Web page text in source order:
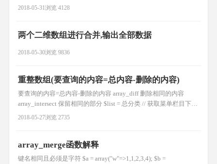
$arr[$k1]['name'] = $vo1; $arr[$k1]['idcade'] = $vo2; } } }
2018-05-31浏览 4128
两个二维数组进行合并,输出全部数据
2018-05-30浏览 9836
重整数组(要查询的内容=总内容-删除的内容)
要查询的内容=总内容-删除的内容 array_diff 删除相同的内容
array_intersect 保留相同的部分 $list = 总分类 // 获取菜单栏目下的
所有分类 $arr = []; $del_list = 要删除的分类 //获取分类数据树结构
2018-05-27浏览 2735
array_merge函数解释
键名相同且必须是字符 $a = array("w"=>1,1,2,3,4); $b =